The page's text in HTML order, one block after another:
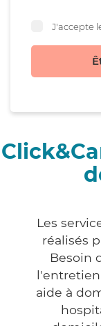
J'accepte
Les
réalisés
Besoin
aide à